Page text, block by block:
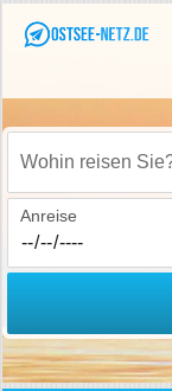
Wohin reisen Sie?
Anreise